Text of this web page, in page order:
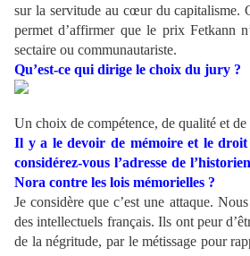
sur la servitude au cœur du capitalisme.
permet d’affirmer que le prix Fetkann
sectaire ou communautariste.
Qu’est-ce qui dirige le choix du jury ?
Un choix de compétence, de qualité et
Il y a le devoir de mémoire et le droit
considérez-vous l’adresse de
Nora contre les lois mémorielles ?
Je considère que c’est une attaque.
des intellectuels français. Ils ont peur
de la négritude, par le métissage pour